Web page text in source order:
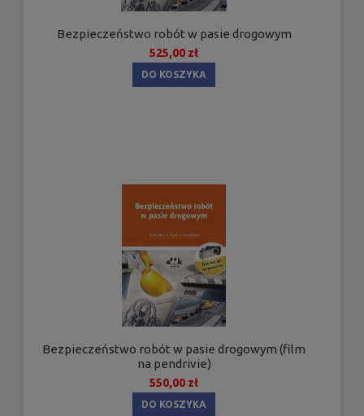
Bezpieczeństwo robót w pasie drogowym
525,00 zł
DO KOSZYKA
Bezpieczeństwo robót w pasie drogowym (film
na pendrivie)
550,00 zł
DO KOSZYKA